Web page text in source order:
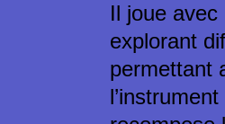
Il joue
explorant
permettant